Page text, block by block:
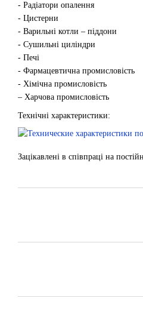
- Радіатори опалення
- Цистерни
- Варильні котли – піддони
- Сушильні циліндри
- Печі
- Фармацевтична промисловість
- Хімічна промисловість
– Харчова промисловість
Технічні характеристики:
Зацікавлені в співпраці на